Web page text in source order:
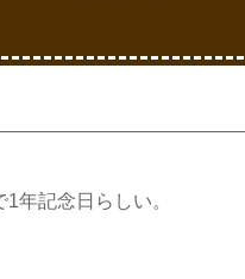
年記念日らしい。